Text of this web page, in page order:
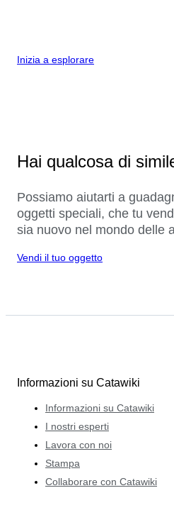
Inizia a esplorare
Hai qualcosa di
Possiamo aiutarti a
oggetti speciali, che tu
sia nuovo nel mondo delle
Vendi il tuo oggetto
Informazioni su Catawiki
Informazioni su Catawiki
I nostri esperti
Lavora con noi
Stampa
Collaborare con Catawiki